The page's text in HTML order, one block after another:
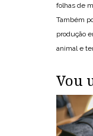
folhas de
Também
produção
animal e
Vou